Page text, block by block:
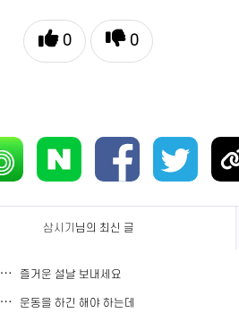
0 0
삼시기 님의 최신 글
[
자유게시판] 즐거운 설날 보내세요
[
자유게시판] 운동을 하긴 해야 하는데